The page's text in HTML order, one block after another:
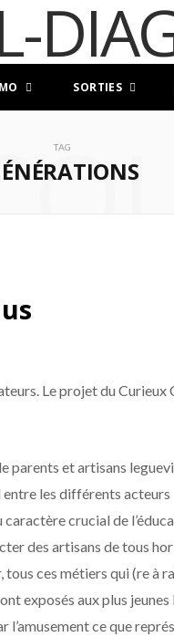
SORTIES
TAG
Le projet du Curieux
parents et artisans
les différents acteurs
crucial de
des artisans de tous
ces métiers qui (re à
exposés aux plus jeunes
l’amusement ce que